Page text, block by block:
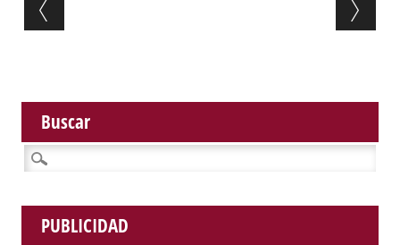
Buscar
Buscar:
PUBLICIDAD